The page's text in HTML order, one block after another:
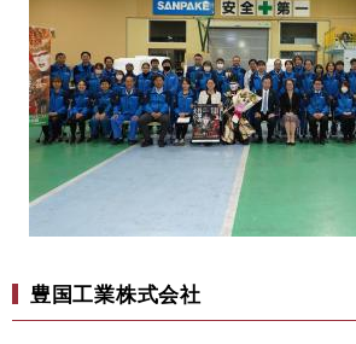
豊国工業株式会社